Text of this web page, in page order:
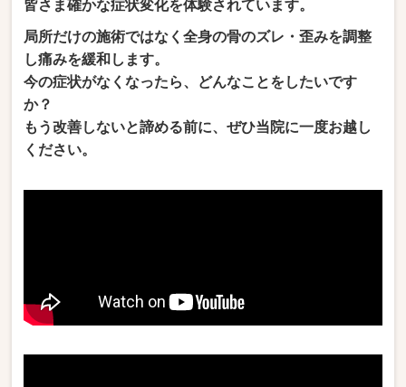
皆さま確かな症状変化を体験されています。
局所だけの施術ではなく全身の骨のズレ・歪みを調整
し痛みを緩和します。
今の症状がなくなったら、どんなことをしたいです
か？
もう改善しないと諦める前に、ぜひ当院に一度お越し
ください。